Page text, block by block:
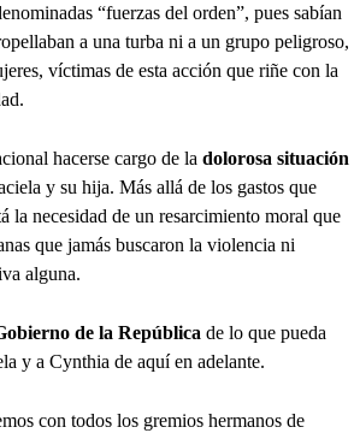
“fuerzas del orden”, pues sabían
a una turba ni a un grupo peligroso,
víctimas de esta acción que riñe con la
hacerse cargo de la dolorosa situación
y su hija. Más allá de los gastos que
la necesidad de un resarcimiento moral que
que jamás buscaron la violencia ni
alguna.
de la República de lo que pueda
y a Cynthia de aquí en adelante.
con todos los gremios hermanos de